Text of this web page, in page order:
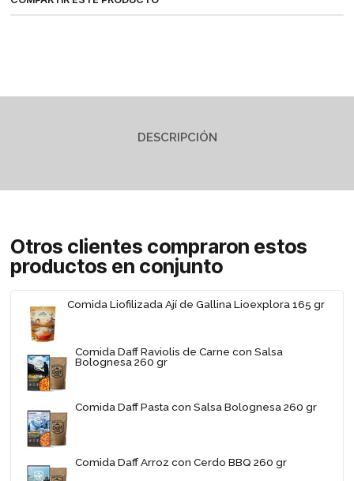
DESCRIPCIÓN
Otros clientes compraron estos
productos en conjunto
Comida Liofilizada Ají de Gallina Lioexplora 165 gr
Comida Daff Raviolis de Carne con Salsa
Bolognesa 260 gr
Comida Daff Pasta con Salsa Bolognesa 260 gr
Comida Daff Arroz con Cerdo BBQ 260 gr